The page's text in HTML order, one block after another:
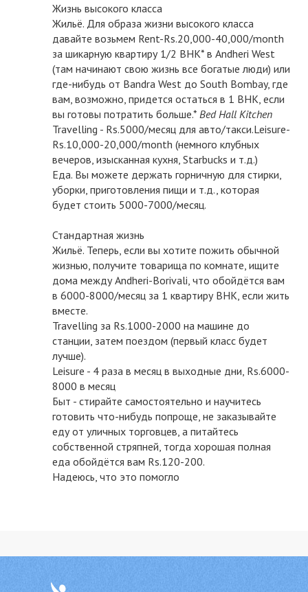
Жизнь высокого класса
Жильё. Для образа жизни высокого класса
давайте возьмем Rent-Rs.20,000-40,000/month
за шикарную квартиру 1/2 BHK* в Andheri West
(там начинают свою жизнь все богатые люди) или
где-нибудь от Bandra West до South Bombay, где
вам, возможно, придется остаться в 1 BHK, если
вы готовы потратить больше.* Bed Hall Kitchen
Travelling - Rs.5000/месяц для авто/такси.Leisure-
Rs.10,000-20,000/month (немного клубных
вечеров, изысканная кухня, Starbucks и т.д.)
Еда. Вы можете держать горничную для стирки,
уборки, приготовления пищи и т.д., которая
будет стоить 5000-7000/месяц.
Стандартная жизнь
Жильё. Теперь, если вы хотите пожить обычной
жизнью, получите товарища по комнате, ищите
дома между Andheri-Borivali, что обойдётся вам
в 6000-8000/месяц за 1 квартиру BHK, если жить
вместе.
Travelling за Rs.1000-2000 на машине до
станции, затем поездом (первый класс будет
лучше).
Leisure - 4 раза в месяц в выходные дни, Rs.6000-
8000 в месяц
Быт - стирайте самостоятельно и научитесь
готовить что-нибудь попроще, не заказывайте
еду от уличных торговцев, а питайтесь
собственной стряпней, тогда хорошая полная
еда обойдётся вам Rs.120-200.
Надеюсь, что это помогло